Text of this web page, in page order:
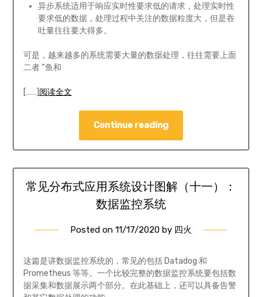
异步系统适用于响应实时性要求低的请求，处理实时性
要求低的数据，处理过程中关注的数据粒度大，但是吞
吐量往往要大得多。
可是，越来越多的系统需要大量的数据处理，往往需要上面
二者 “鱼和
[……] 阅读全文
Continue reading
常见分布式应用系统设计图解（十一）：
数据监控系统
Posted on 11/17/2020 by 四火
这篇是讲数据监控系统的，常见的包括 Datadog 和
Prometheus 等等。一个比较完整的数据监控系统要包括数
据采集和数据展示两个部分。在此基础上，还可以具备告警